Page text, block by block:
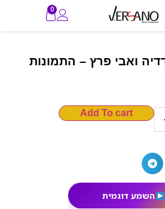
0
ואבי פרץ – התמונות
Add To cart
השמע דוגמית